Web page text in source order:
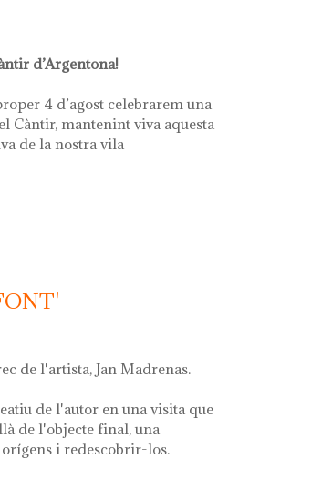
d’Argentona!
4 d’agost celebrarem una
Càntir, mantenint viva aquesta
de la nostra vila
de l'artista, Jan Madrenas.
de l'autor en una visita que
de l'objecte final, una
i redescobrir-los.